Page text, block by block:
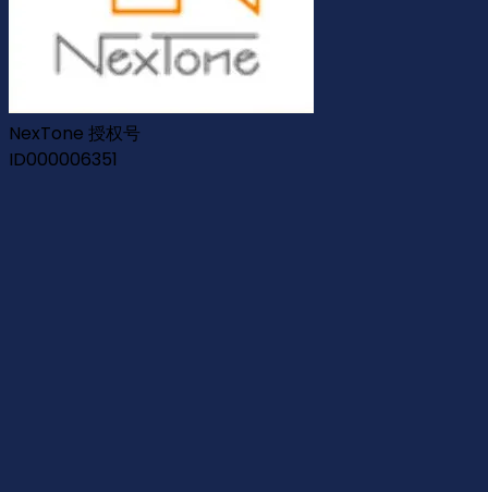
NexTone 授权号
ID000006351